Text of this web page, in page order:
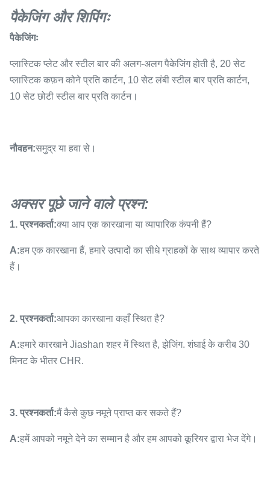
पैकेजिंग और शिपिंगः
पैकेजिंगः
प्लास्टिक प्लेट और स्टील बार की अलग-अलग पैकेजिंग होती है, 20 सेट
प्लास्टिक कफ़न कोने प्रति कार्टन, 10 सेट लंबी स्टील बार प्रति कार्टन,
10 सेट छोटी स्टील बार प्रति कार्टन।
नौवहन:समुद्र या हवा से।
अक्सर पूछे जाने वाले प्रश्न:
1. प्रश्नकर्ता:क्या आप एक कारखाना या व्यापारिक कंपनी हैं?
A:हम एक कारखाना हैं, हमारे उत्पादों का सीधे ग्राहकों के साथ व्यापार करते
हैं।
2. प्रश्नकर्ता:आपका कारखाना कहाँ स्थित है?
A:हमारे कारखाने Jiashan शहर में स्थित है, झेजिंग. शंघाई के करीब 30
मिनट के भीतर CHR.
3. प्रश्नकर्ता:मैं कैसे कुछ नमूने प्राप्त कर सकते हैं?
A:हमें आपको नमूने देने का सम्मान है और हम आपको कूरियर द्वारा भेज देंगे।